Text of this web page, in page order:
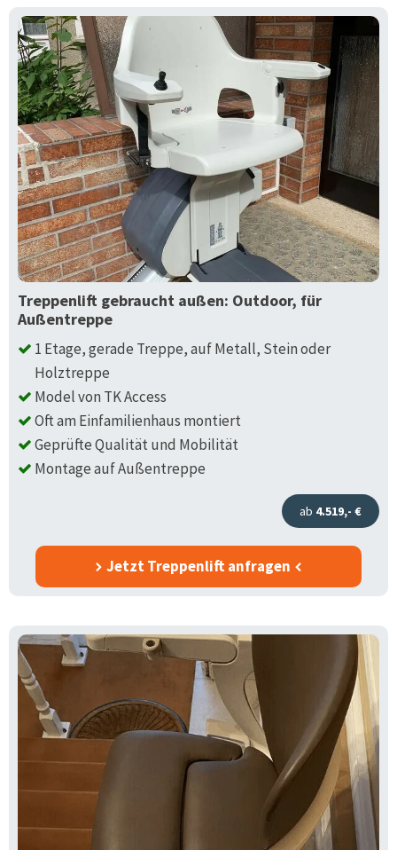
Treppenlift gebraucht außen: Outdoor, für
Außentreppe
1 Etage, gerade Treppe, auf Metall, Stein oder
Holztreppe
Model von TK Access
Oft am Einfamilienhaus montiert
Geprüfte Qualität und Mobilität
Montage auf Außentreppe
ab 4.519,- €
Jetzt Treppenlift anfragen